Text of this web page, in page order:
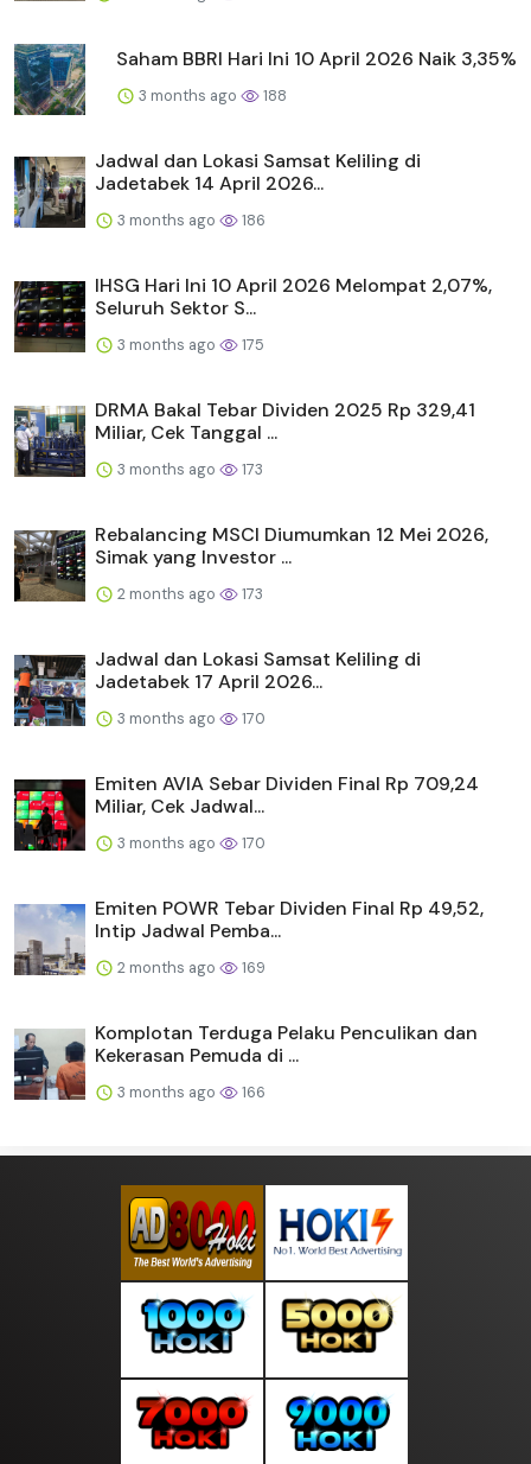
Saham BBRI Hari Ini 10 April 2026 Naik 3,35%
3 months ago 188
Jadwal dan Lokasi Samsat Keliling di
Jadetabek 14 April 2026...
3 months ago 186
IHSG Hari Ini 10 April 2026 Melompat 2,07%,
Seluruh Sektor S...
3 months ago 175
DRMA Bakal Tebar Dividen 2025 Rp 329,41
Miliar, Cek Tanggal ...
3 months ago 173
Rebalancing MSCI Diumumkan 12 Mei 2026,
Simak yang Investor ...
2 months ago 173
Jadwal dan Lokasi Samsat Keliling di
Jadetabek 17 April 2026...
3 months ago 170
Emiten AVIA Sebar Dividen Final Rp 709,24
Miliar, Cek Jadwal...
3 months ago 170
Emiten POWR Tebar Dividen Final Rp 49,52,
Intip Jadwal Pemba...
2 months ago 169
Komplotan Terduga Pelaku Penculikan dan
Kekerasan Pemuda di ...
3 months ago 166